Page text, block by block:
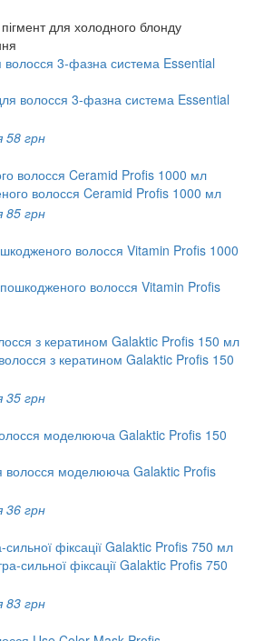
для холодного блонду
волосся 3-фазна система Essential
58 грн
волосся Ceramid Profis 1000 мл
85 грн
волосся Vitamin Profis 1000
з кератином Galaktic Profis 150 мл
35 грн
моделююча Galaktic Profis 150
36 грн
фіксації Galaktic Profis 750 мл
83 грн